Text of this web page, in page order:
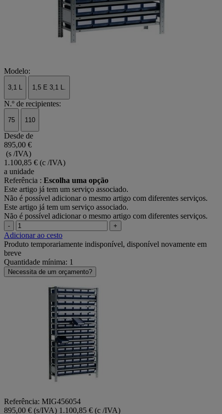
Modelo:
3,1 L 1,5 E 3,1 L.
N.º de recipientes:
75 110
Desde de
895,00 €
(s /IVA)
1.100,85 € (c /IVA)
a unidade
Referência : Escolha uma opção
Este artigo já tem um serviço associado.
Não é possível adicionar o mesmo artigo com diferentes serviços.
Este artigo já tem um serviço associado.
Não é possível adicionar o mesmo artigo com diferentes serviços.
- +
Adicionar ao cesto
Produto temporariamente indisponível, disponível novamente em
breve
Quantidade mínima: 1
Necessita de um orçamento?
Referência: MIG456054
895,00 € (s/IVA) 1.100,85 € (c /IVA)